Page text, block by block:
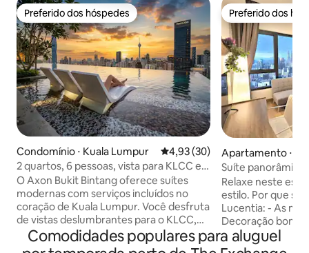
Preferido dos hóspedes
Preferido dos hóspedes
Condomínio ⋅ Kuala Lumpur 4,93 de uma avaliação média
4,93 (30)
2 quartos, 6 pessoas, vista para KLCC e
118 #Perto do Pavilion Skypool e Family
​O Axon Bukit Bintang oferece suítes
modernas com serviços incluídos no
coração de Kuala Lumpur. Você desfruta
de vistas deslumbrantes para o KLCC,
PNB 118, KL Tower e TRX, além de
interiores aconchegantes e instalações
Preferido dos
Preferido dos
Apartamento ⋅
ur
Suíte panorâmica
para o KLCC e
Relaxe neste
estilo. Por que
Lucentia: - As
Decoração
divertido -
ao centro de
Comodidades populares para aluguel